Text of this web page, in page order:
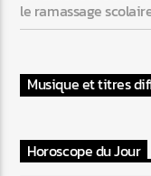
le ramassage
Musique et titres
Horoscope du Jour